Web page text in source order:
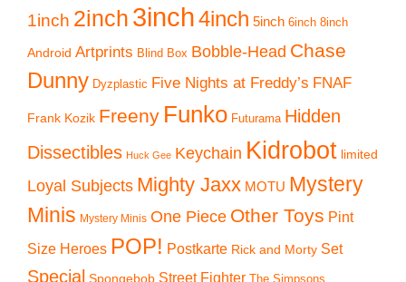
1inch 2inch 3inch4inch 5inch 6inch 8inch
Android Artprints Blind Box Bobble-Head Chase
Dunny Dyzplastic Five Nights at Freddy’s FNAF
Frank Kozik Freeny Funko Futurama Hidden
Dissectibles Huck Gee Keychain Kidrobot limited
Loyal Subjects Mighty Jaxx MOTU Mystery
Minis Mystery Minis One Piece Other Toys Pint
Size Heroes POP! Postkarte Rick and Morty Set
Special Spongebob Street Fighter The Simpsons